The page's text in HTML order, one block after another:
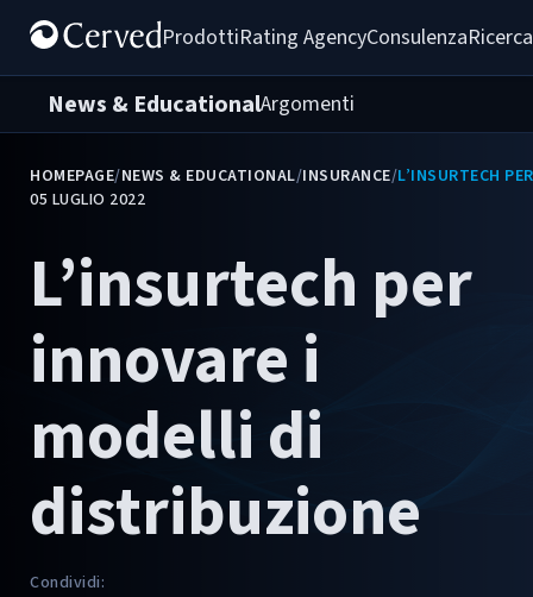
ProdottiRating AgencyConsulenza
News & EducationalArgomenti
HOMEPAGE/NEWS & EDUCATIONAL/INSURANCE/L’INSURTECH
05 LUGLIO 2022
L’insurtech per
innovare i
modelli di
distribuzione
Condividi: